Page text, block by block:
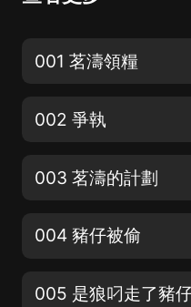
001 茗濤領糧
002 爭執
003 茗濤的計劃
004 豬仔被偷
005 是狼叼走了豬